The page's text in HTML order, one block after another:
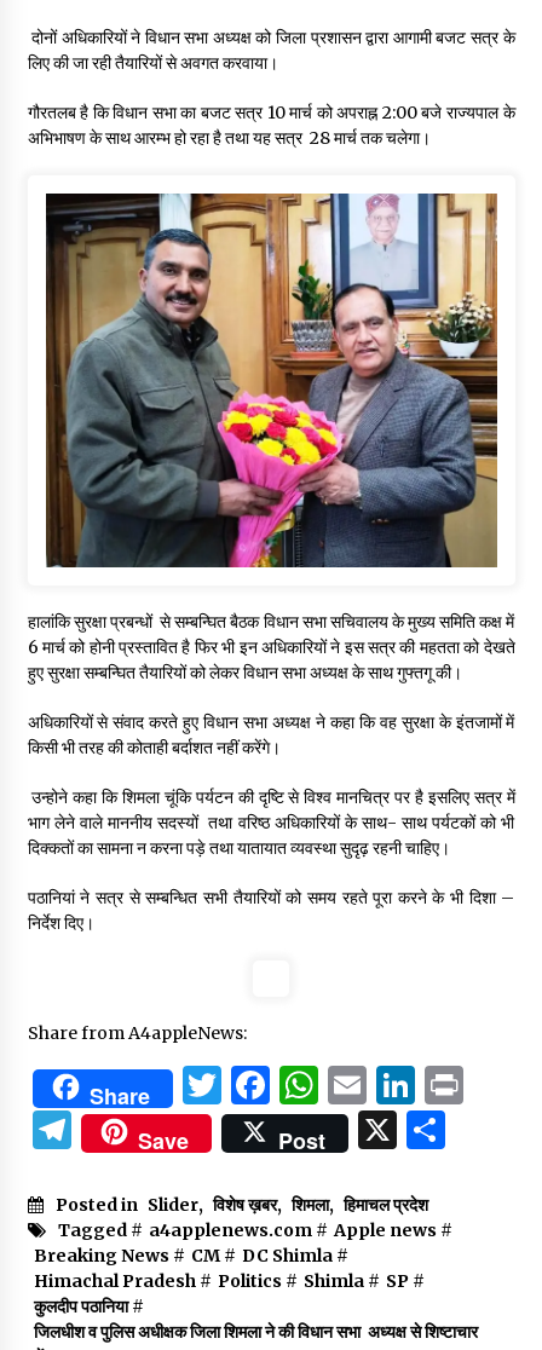
वन विभाग एवं रेड क्रॉस सोसायटी के संयुक्त तत्वावधान में शूराला में वृक्षारोपण
अभियान आयोजित
05/08/2026
दोनों अधिकारियों ने विधान सभा अध्यक्ष को जिला प्रशासन द्वारा आगामी बजट सत्र के
लिए की जा रही तैयारियों से अवगत करवाया।
गौरतलब है कि विधान सभा का बजट सत्र 10 मार्च को अपराह्न 2:00 बजे राज्यपाल के
अभिभाषण के साथ आरम्भ हो रहा है तथा यह सत्र 28 मार्च तक चलेगा।
हालांकि सुरक्षा प्रबन्धों से सम्बन्घित बैठक विधान सभा सचिवालय के मुख्य समिति कक्ष में
6 मार्च को होनी प्रस्तावित है फिर भी इन अधिकारियों ने इस सत्र की महतता को देखते
हुए सुरक्षा सम्बन्घित तैयारियों को लेकर विधान सभा अध्यक्ष के साथ गुफ्तगू की।
अधिकारियों से संवाद करते हुए विधान सभा अध्यक्ष ने कहा कि वह सुरक्षा के इंतजामों में
किसी भी तरह की कोताही बर्दाशत नहीं करेंगे।
उन्होने कहा कि शिमला चूंकि पर्यटन की दृष्टि से विश्व मानचित्र पर है इसलिए सत्र में
भाग लेने वाले माननीय सदस्यों तथा वरिष्ठ अधिकारियों के साथ- साथ पर्यटकों को भी
दिक्कतों का सामना न करना पड़े तथा यातायात व्यवस्था सुदृढ़ रहनी चाहिए।
पठानियां ने सत्र से सम्बन्धित सभी तैयारियों को समय रहते पूरा करने के भी दिशा –
निर्देश दिए।
Share from A4appleNews:
Share Twitter
Facebook
WhatsApp
Email
Telegram
Save Post X
Posted in Slider, विशेष ख़बर, शिमला, हिमाचल प्रदेश
Tagged # a4applenews.com# Apple news #
Breaking News # CM# DC Shimla#
Himachal Pradesh# Politics # Shimla# SP#
कुलदीप पठानिया#
जिलधीश व पुलिस अधीक्षक जिला शिमला ने की विधान सभा अध्यक्ष से शिष्टाचार